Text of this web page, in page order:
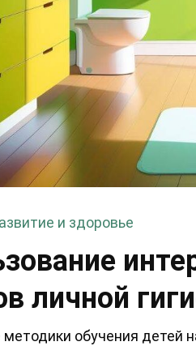
и здоровье
личной
обучения детей